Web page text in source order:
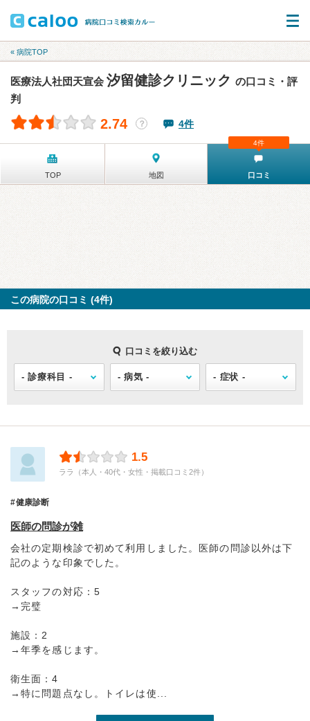
« 病院TOP
医療法人社団天宣会 汐留健診クリニック の口コミ・評
判
2.74 ？ 4件
TOP 地図 口コミ
4件
この病院の口コミ (4件)
口コミを絞り込む
1.5
ララ（本人・40代・女性・掲載口コミ2件）
健康診断
医師の問診が雑
会社の定期検診で初めて利用しました。医師の問診以外は下
記のような印象でした。
スタッフの対応：5
→完璧
施設：2
→年季を感じます。
衛生面：4
→特に問題点なし。トイレは使...